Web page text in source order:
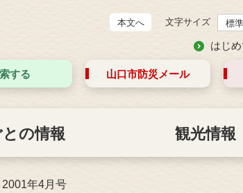
本文へ 文字サイズ 標準
はじ
する 山口市防災 メール
との情報 観光情報
年4月号